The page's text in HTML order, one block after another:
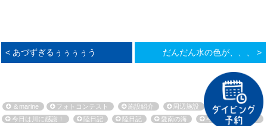
< あづずぎるぅぅぅぅう だんだん水の色が、、、 >
＆marine フォトコンテスト 施設紹介 周辺施設
環境保全活動
今日は川に感謝！
陸日記 陸日記 愛南の海 今日も海に感謝！